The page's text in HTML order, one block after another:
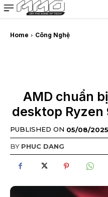
MMOSITE -
Bài viết nổi bật
Home Công Nghệ
AMD chuẩn
desktop Ryzen
PUBLISHED ON 05/08/2025
BY PHUC DANG